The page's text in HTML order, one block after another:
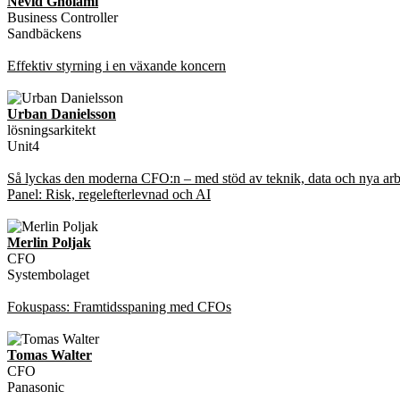
Business Controller
Sandbäckens
Effektiv styrning i en växande koncern
Urban Danielsson
lösningsarkitekt
Unit4
Så lyckas den moderna CFO:n – med stöd av teknik, data och nya
Panel: Risk, regelefterlevnad och AI
Merlin Poljak
CFO
Systembolaget
Fokuspass: Framtidsspaning med CFOs
Tomas Walter
CFO
Panasonic